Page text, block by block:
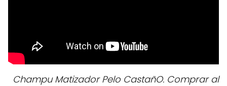
Champu Matizador Pelo CastañO. Comprar al